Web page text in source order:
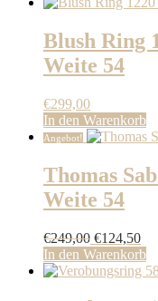
Blush Ring
Weite 54
€299,00
In den Warenkorb
Angebot!
Thomas
Weite 54
€249,00
Preis
war:
€124,50
ist:
In den Warenkorb